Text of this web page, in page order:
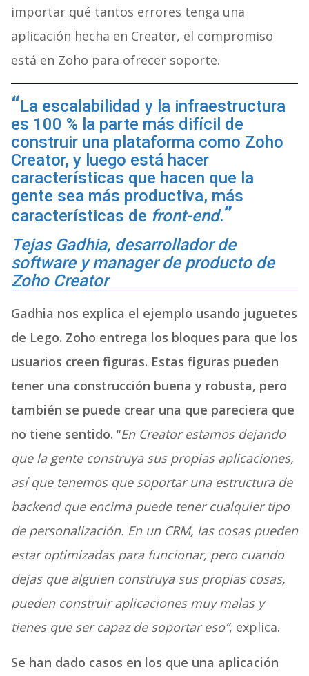
importar qué tantos errores tenga una
aplicación hecha en Creator, el compromiso
está en Zoho para ofrecer soporte.
La escalabilidad y la infraestructura
es 100 % la parte más difícil de
construir una plataforma como Zoho
Creator, y luego está hacer
características que hacen que la
gente sea más productiva, más
características de front-end.
Tejas Gadhia, desarrollador de
software y manager de producto de
Zoho Creator
Gadhia nos explica el ejemplo usando juguetes
de Lego. Zoho entrega los bloques para que los
usuarios creen figuras. Estas figuras pueden
tener una construcción buena y robusta, pero
también se puede crear una que pareciera que
no tiene sentido. “En Creator estamos dejando
que la gente construya sus propias aplicaciones,
así que tenemos que soportar una estructura de
backend que encima puede tener cualquier tipo
de personalización. En un CRM, las cosas pueden
estar optimizadas para funcionar, pero cuando
dejas que alguien construya sus propias cosas,
pueden construir aplicaciones muy malas y
tienes que ser capaz de soportar eso”, explica.
Se han dado casos en los que una aplicación